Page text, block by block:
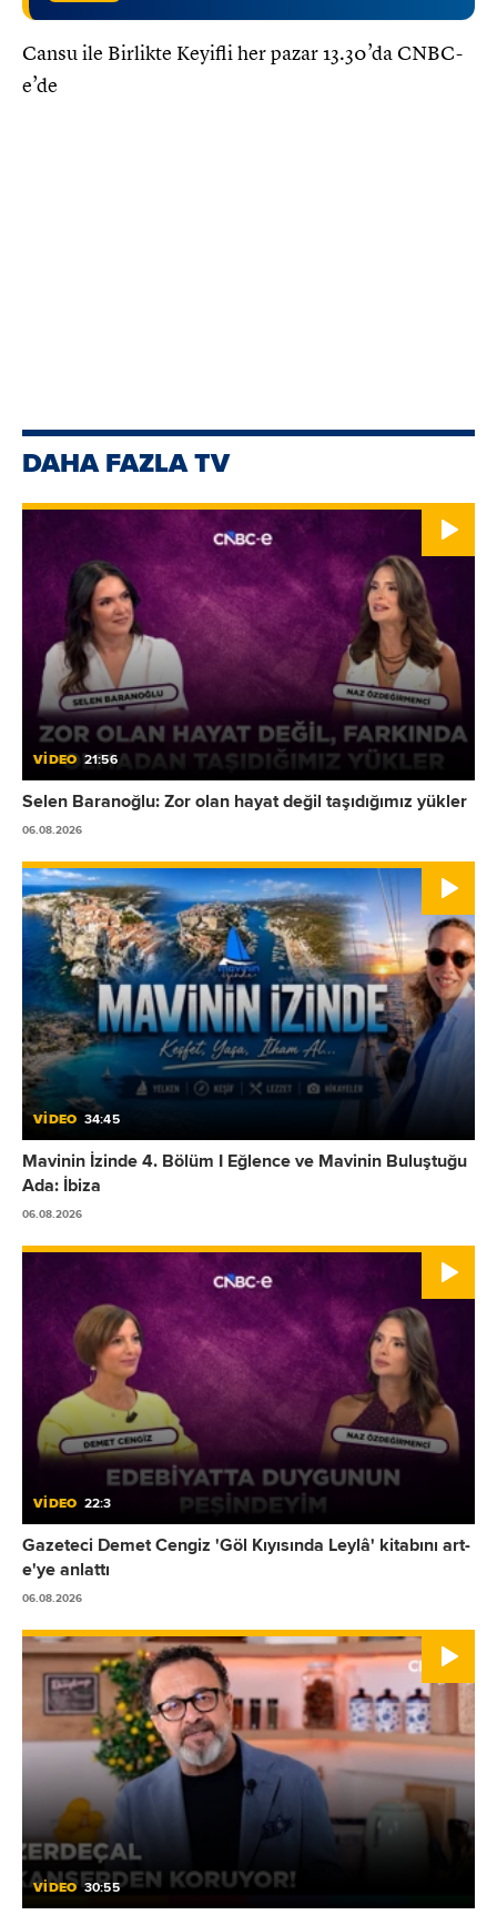
Cansu ile Birlikte Keyifli her pazar 13.30’da CNBC-
e’de
DAHA FAZLA TV
VİDEO 21:56
Selen Baranoğlu: Zor olan hayat değil taşıdığımız yükler
06.08.2026
VİDEO 34:45
Mavinin İzinde 4. Bölüm I Eğlence ve Mavinin Buluştuğu
Ada: İbiza
06.08.2026
VİDEO 22:3
Gazeteci Demet Cengiz 'Göl Kıyısında Leylâ' kitabını art-
e'ye anlattı
06.08.2026
VİDEO 30:55